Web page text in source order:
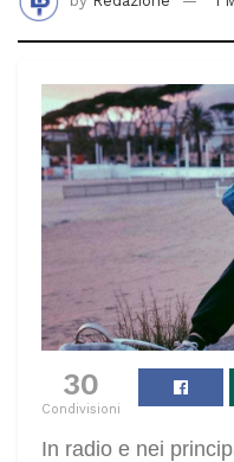
30
Condivisioni
In radio e nei